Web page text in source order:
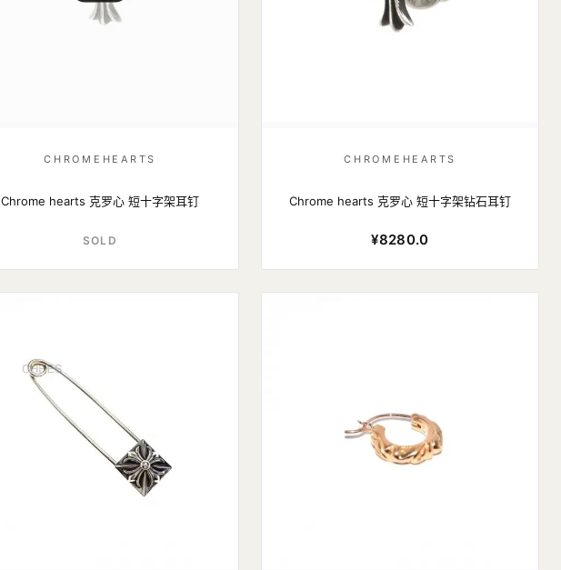
CHROMEHEARTS
Chrome hearts 克罗心 短十字架耳钉
SOLD
CHROMEHEARTS
Chrome hearts 克罗心 短十字架钻石耳钉
¥8280.0